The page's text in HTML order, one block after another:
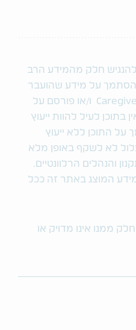
חלק מהמידע הרב
על מידע שהועבר
לידינו על ידי ארגון Caregivers Israel ו/או פורסם על
בתוכן לעיל להוות ייעוץ
על התוכן ללא ייעוץ
לא לשקף באופן מלא
והנהלים הרלוונטיים.
המוצג באתר זה ככל
ממנו אינו מדויק או
Share